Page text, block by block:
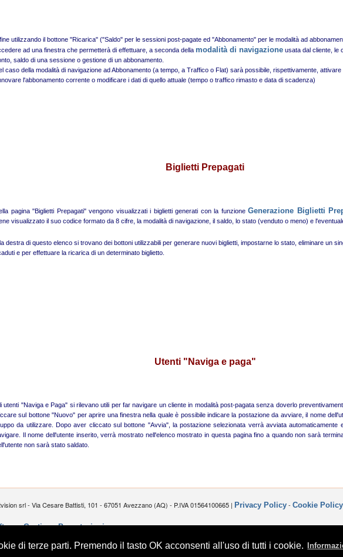
di terze parti. Premendo il tasto OK acconsenti all'uso di tutti i cookie.
utilizzando il bottone "Ricarica" ("Saldo" per le sessioni post-pagate ed "Abbonamento" per le modalità ad
ad una finestra che permetterà di effettuare, a seconda della modalità di navigazione usata dal cliente, le
saldo di una sessione o gestione di un abbonamento.
caso della modalità di navigazione ad Abbonamento (a tempo, a Traffico o Flat) sarà possibile, rispettivamente, attivare
l'abbonamento corrente o modificare i dati di quello attuale (tempo o traffico rimasto e data di scadenza)
Biglietti Prepagati
pagina "Biglietti Prepagati" vengono visualizzati i biglietti generati con la funzioneGenerazione Biglietti
visualizzato il suo codice formato da 8 cifre, la modalità di navigazione, il saldo, lo stato (venduto o meno) e
destra di questo elenco si trovano dei bottoni utilizzabili per generare nuovi biglietti, impostarne lo stato, eliminare un
e per effettuare la ricarica di un determinato biglietto.
Utenti "Naviga e paga"
utenti "Naviga e Paga" si rilevano utili per far navigare un cliente in modalità post-pagata senza doverlo
sul bottone "Nuovo" per aprire una finestra nella quale è possibile indicare la postazione da avviare, il nome
da utilizzare. Dopo aver cliccato sul bottone "Avvia", la postazione selezionata verrà avviata automaticamente
Il nome dell'utente inserito, verrà mostrato nell'elenco mostrato in questa pagina fino a quando non sarà
non sarà stato saldato.
srl - Via Cesare Battisti, 101 - 67051 Avezzano (AQ) - P.IVA 01564100665 | Privacy Policy - Cookie Policy
Gestione Prenotazioni